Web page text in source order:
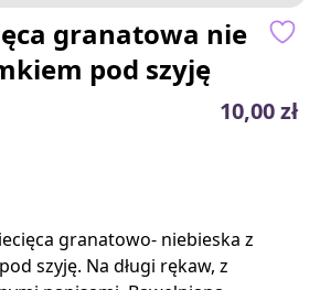
granatowa nie
pod szyję
10,00 zł
granatowo- niebieska z
szyję. Na długi rękaw, z